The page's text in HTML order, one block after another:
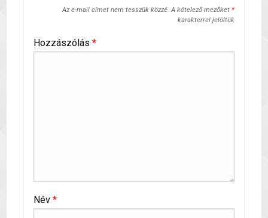
Az e-mail címet nem tesszük közzé. A kötelező mezőket *
karakterrel jelöltük
Hozzászólás *
Név *